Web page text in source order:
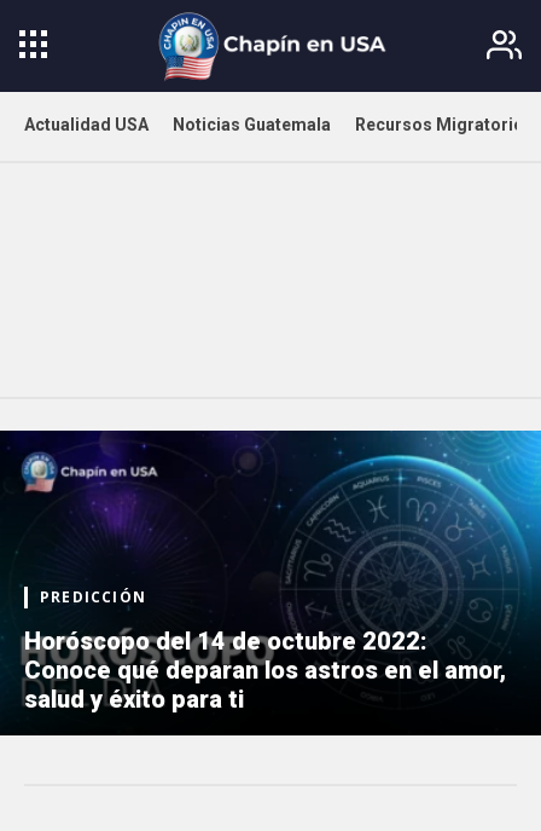
Actualidad USA Noticias Guatemala Recursos Migratorios
PREDICCIÓN
Horóscopo del 14 de octubre 2022:
Conoce qué deparan los astros en el amor,
salud y éxito para ti